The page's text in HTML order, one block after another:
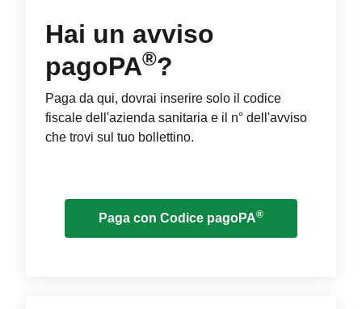
Hai un avviso
pagoPA®?
Paga da qui, dovrai inserire solo il codice
fiscale dell'azienda sanitaria e il n° dell'avviso
che trovi sul tuo bollettino.
Paga con Codice pagoPA®